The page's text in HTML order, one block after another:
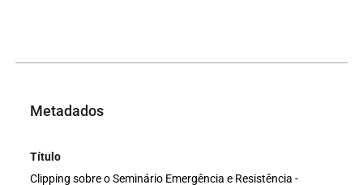
Metadados
Título
Clipping sobre o Seminário Emergência e Resistência -